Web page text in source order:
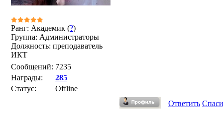
Ранг: Академик (?)
Группа: Администраторы
Должность: преподаватель
ИКТ
Сообщений: 7235
Награды:
285
Статус:
Offline
Ответить